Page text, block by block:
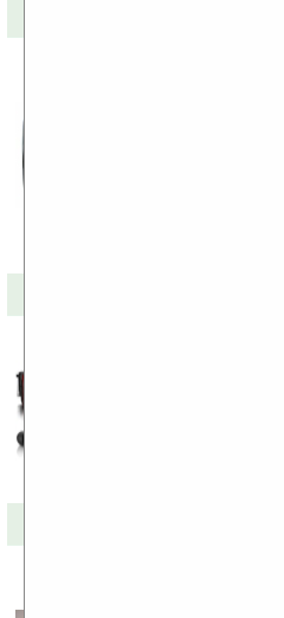
Компания
качества и
И в этот раз
нам плеер
без
В поисках
Philips Luxe
телефонной
Luxe, со
гигабайтами
Новое